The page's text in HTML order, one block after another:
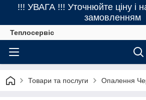
!!! УВАГА !!! Уточнюйте ціну і
замовленням
Теплосервіс
Товари та послуги Опалення